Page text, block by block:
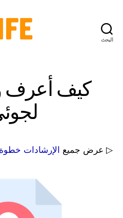
البحث
كيف
▷ عرض جميع الإرشادات